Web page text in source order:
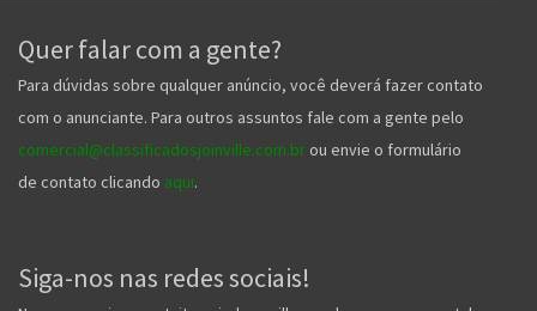
Quer falar com a gente?
Para dúvidas sobre qualquer anúncio, você deverá fazer contato
com o anunciante. Para outros assuntos fale com a gente pelo
comercial@classificadosjoinville.com.br ou envie o formulário
de contato clicando aqui.
Siga-nos nas redes sociais!